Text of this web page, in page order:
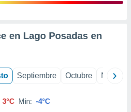
en Lago Posadas en
Septiembre Octubre
3°C Min: -4°C